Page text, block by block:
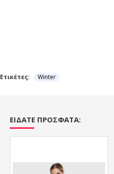
Ετικέτες: Winter
ΕΙΔΑΤΕ ΠΡΟΣΦΑΤΑ: